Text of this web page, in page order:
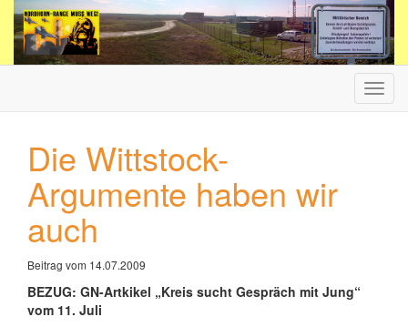
ein-/
Die Wittstock-
Argumente haben wir
auch
Beitrag vom 14.07.2009
BEZUG: GN-Artkikel „Kreis sucht Gespräch mit Jung“
vom 11. Juli